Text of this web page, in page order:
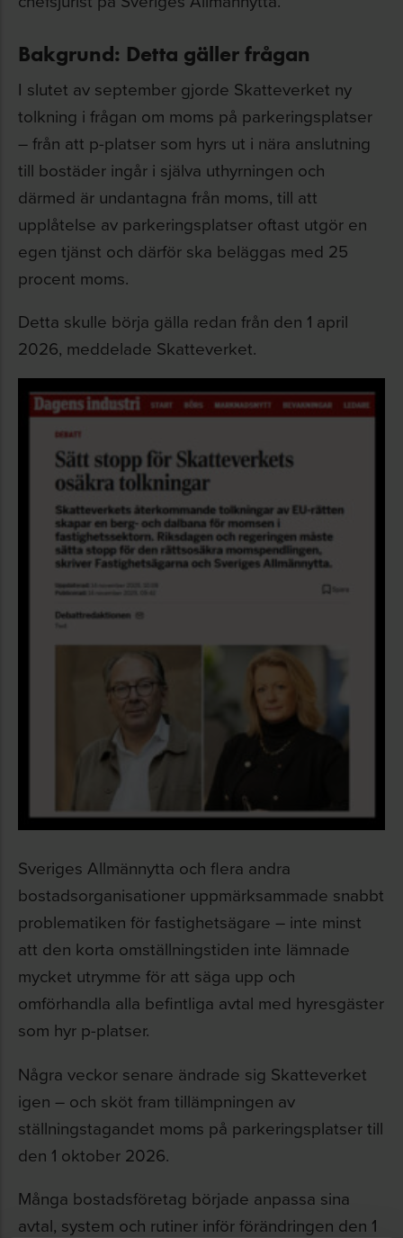
Bakgrund: Detta gäller frågan
I slutet av september gjorde Skatteverket ny
tolkning i frågan om moms på parkeringsplatser
– från att p-platser som hyrs ut i nära anslutning
till bostäder ingår i själva uthyrningen och
därmed är undantagna från moms, till att
upplåtelse av parkeringsplatser oftast utgör en
egen tjänst och därför ska beläggas med 25
procent moms.
Detta skulle börja gälla redan från den 1 april
2026, meddelade Skatteverket.
Sveriges Allmännytta och flera andra
bostadsorganisationer uppmärksammade snabbt
problematiken för fastighetsägare – inte minst
att den korta omställningstiden inte lämnade
mycket utrymme för att säga upp och
omförhandla alla befintliga avtal med hyresgäster
som hyr p-platser.
Några veckor senare ändrade sig Skatteverket
igen – och sköt fram tillämpningen av
ställningstagandet moms på parkeringsplatser till
den 1 oktober 2026.
Många bostadsföretag började anpassa sina
avtal, system och rutiner inför förändringen den 1